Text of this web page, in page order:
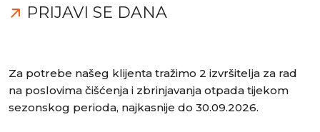
PRIJAVI SE DANA
Za potrebe našeg klijenta tražimo 2 izvršitelja za rad
na poslovima čišćenja i zbrinjavanja otpada tijekom
sezonskog perioda, najkasnije do 30.09.2026.